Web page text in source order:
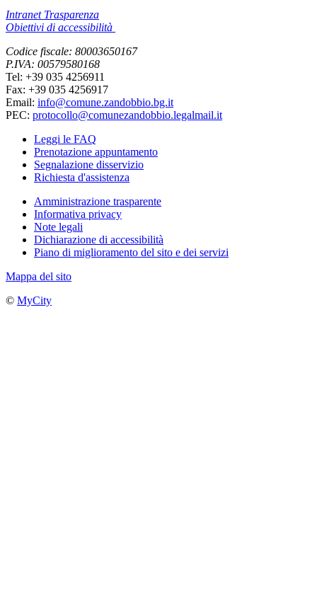
Intranet Trasparenza
Obiettivi di accessibilità
Codice fiscale: 80003650167
P.IVA: 00579580168
Tel: +39 035 4256911
Fax: +39 035 4256917
Email: info@comune.zandobbio.bg.it
PEC: protocollo@comunezandobbio.legalmail.it
Leggi le FAQ
Prenotazione appuntamento
Segnalazione disservizio
Richiesta d'assistenza
Amministrazione trasparente
Informativa privacy
Note legali
Dichiarazione di accessibilità
Piano di miglioramento del sito e dei servizi
Mappa del sito
© MyCity